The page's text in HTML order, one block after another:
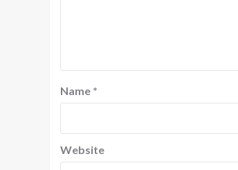
Name *
Website